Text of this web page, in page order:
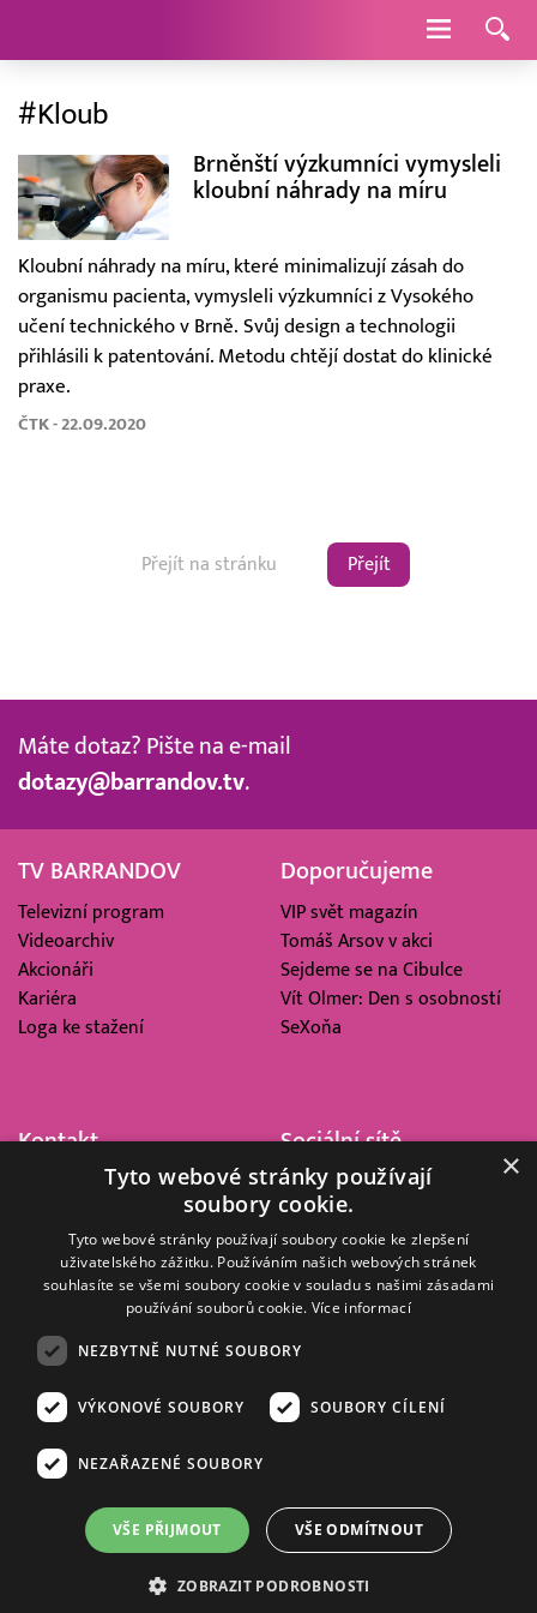
Navigace
#Kloub
Brněnští výzkumníci vymysleli
kloubní náhrady na míru
Kloubní náhrady na míru, které minimalizují zásah do
organismu pacienta, vymysleli výzkumníci z Vysokého
učení technického v Brně. Svůj design a technologii
přihlásili k patentování. Metodu chtějí dostat do klinické
praxe.
ČTK - 22.09.2020
Přejít
Máte dotaz? Pište na e-mail
dotazy@barrandov.tv.
TV BARRANDOV
Televizní program
Videoarchiv
Akcionáři
Kariéra
Loga ke stažení
Doporučujeme
VIP svět magazín
Tomáš Arsov v akci
Sejdeme se na Cibulce
Vít Olmer: Den s osobností
SeXoňa
Kontakt
Barrandov Televizní Studio,
Kříženeckého nám. 322
152 00 Praha 5
IČ 416 93 311
Sociální sítě
© 2008–2026 EMPRESA MEDIA, a.s. Všechna práva vyhrazena.
Zásady ochrany osobních a dalších zpracovávaných údajů
Informace o měření sledovanosti videa ve video archivu
Nielsen Digital Measurement
. Využíváme grafické podklady z
depositphotos.com .
×
Tyto webové stránky používají
soubory cookie.
Tyto webové stránky používají soubory cookie ke zlepšení
uživatelského zážitku. Používáním našich webových stránek
souhlasíte se všemi soubory cookie v souladu s našimi zásadami
používání souborů cookie. Více informací
NEZBYTNĚ NUTNÉ SOUBORY
VÝKONOVÉ SOUBORY SOUBORY CÍLENÍ
NEZAŘAZENÉ SOUBORY
VŠE PŘIJMOUT VŠE ODMÍTNOUT
ZOBRAZIT PODROBNOSTI